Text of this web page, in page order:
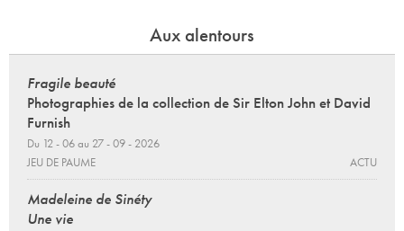
Aux alentours
Fragile beauté
Photographies de la collection de Sir Elton John et David
Furnish
Du 12 - 06 au 27 - 09 - 2026
JEU DE PAUME
ACTU
Madeleine de Sinéty
Une vie